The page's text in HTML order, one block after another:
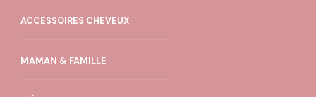
ACCESSOIRES CHEVEUX
MAMAN & FAMILLE